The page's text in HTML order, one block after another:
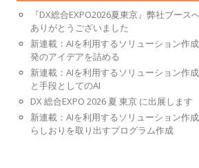
『DX総合EXPO2026夏東京』弊社ブース
ありがとうございました
新連載：AIを利用するソリューション作
発のアイデアを詰める
新連載：AIを利用するソリューション作
と手段としてのAI
DX 総合EXPO 2026 夏 東京 に出展します
新連載：AIを利用するソリューション作
らしおりを取り出すプログラム作成